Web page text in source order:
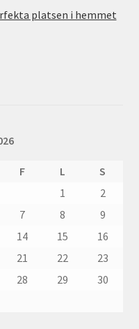
platsen i hemmet
F L
S
1
2
7 8
9
14 15
16
21 22
23
28 29
30